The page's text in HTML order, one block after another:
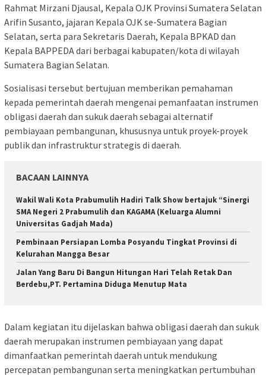
Rahmat Mirzani Djausal, Kepala OJK Provinsi Sumatera Selatan
Arifin Susanto, jajaran Kepala OJK se-Sumatera Bagian
Selatan, serta para Sekretaris Daerah, Kepala BPKAD dan
Kepala BAPPEDA dari berbagai kabupaten/kota di wilayah
Sumatera Bagian Selatan.
Sosialisasi tersebut bertujuan memberikan pemahaman
kepada pemerintah daerah mengenai pemanfaatan instrumen
obligasi daerah dan sukuk daerah sebagai alternatif
pembiayaan pembangunan, khususnya untuk proyek-proyek
publik dan infrastruktur strategis di daerah.
BACAAN LAINNYA
Wakil Wali Kota Prabumulih Hadiri Talk Show bertajuk “Sinergi
SMA Negeri 2 Prabumulih dan KAGAMA (Keluarga Alumni
Universitas Gadjah Mada)
Pembinaan Persiapan Lomba Posyandu Tingkat Provinsi di
Kelurahan Mangga Besar
Jalan Yang Baru Di Bangun Hitungan Hari Telah Retak Dan
Berdebu,PT. Pertamina Diduga Menutup Mata
Dalam kegiatan itu dijelaskan bahwa obligasi daerah dan sukuk
daerah merupakan instrumen pembiayaan yang dapat
dimanfaatkan pemerintah daerah untuk mendukung
percepatan pembangunan serta meningkatkan pertumbuhan